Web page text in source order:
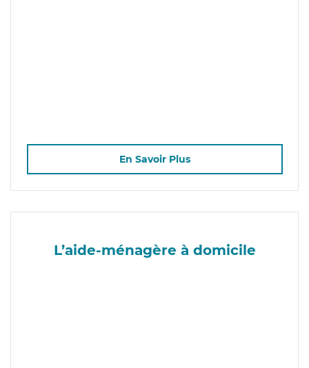
En Savoir Plus
L’aide-ménagère à domicile